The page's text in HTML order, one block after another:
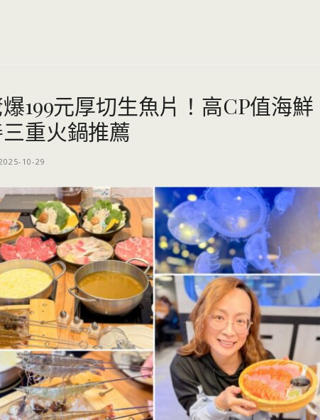
199元厚切生魚片！高CP值海鮮
重火鍋推薦
10-29